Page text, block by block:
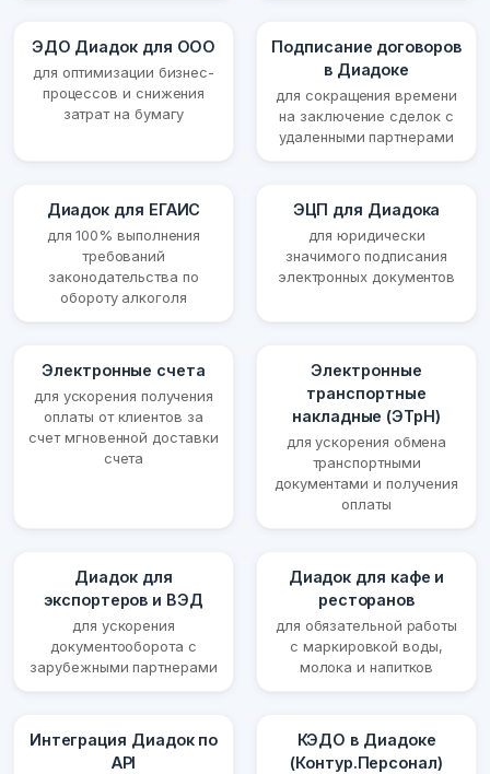
ЭДО Диадок для ООО
для оптимизации бизнес-
процессов и снижения
затрат на бумагу
Подписание договоров
в Диадоке
для сокращения времени
на заключение сделок с
удаленными партнерами
Диадок для ЕГАИС
для 100% выполнения
требований
законодательства по
обороту алкоголя
ЭЦП для Диадока
для юридически
значимого подписания
электронных документов
Электронные счета
для ускорения получения
оплаты от клиентов за
счет мгновенной доставки
счета
Электронные
транспортные
накладные (ЭТрН)
для ускорения обмена
транспортными
документами и получения
оплаты
Диадок для
экспортеров и ВЭД
для ускорения
документооборота с
зарубежными партнерами
Диадок для кафе и
ресторанов
для обязательной работы
с маркировкой воды,
молока и напитков
Интеграция Диадок по
API
КЭДО в Диадоке
(Контур.Персонал)